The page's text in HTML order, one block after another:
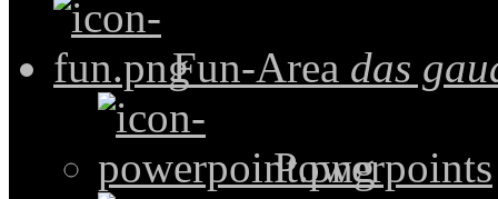
Fun-Area das
Powerpoints